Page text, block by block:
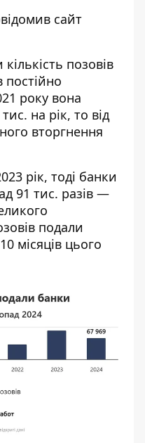
сайт
позовів
постійно
року вона
на рік, то від
вторгнення
рік, тоді банки
91 тис. разів —
подали
місяців цього